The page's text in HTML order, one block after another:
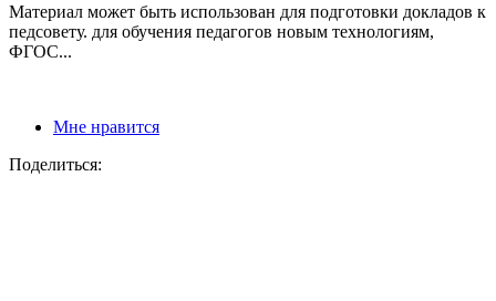
Материал может быть использован для подготовки докладов к
педсовету. для обучения педагогов новым технологиям,
ФГОС...
Мне нравится
Поделиться: